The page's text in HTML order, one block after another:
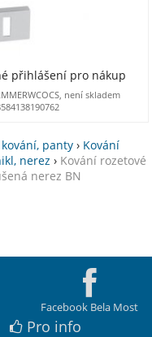
přihlášení pro nákup
není skladem
panty › Kování
nerez › Kování rozetové
nerez BN
Facebook Bela Most
Pro info